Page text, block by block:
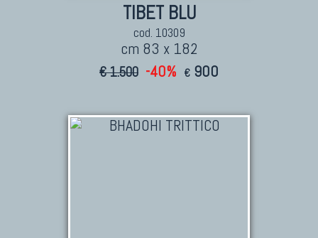
TIBET BLU
cod. 10309
cm 83 x 182
€ 1.500 -40% € 900